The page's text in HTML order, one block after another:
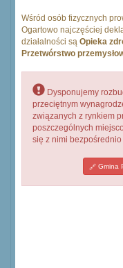
Wśród osób fizycznych
Ogartowo najczęściej
działalności są Opieka
Przetwórstwo
Dysponujemy
przeciętnym
związanych z rynkiem
poszczególnych
się z nimi
Gmina